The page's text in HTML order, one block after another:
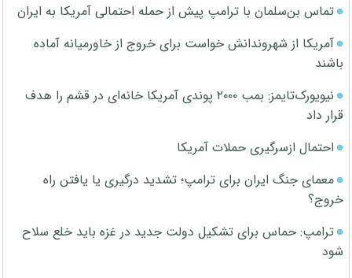
تماس بن‌سلمان با ترامپ پیش از حمله احتمالی آمریکا به ایران
آمریکا از شهروندانش خواست برای خروج از خاورمیانه آماده
باشند
نیویورک‌تایمز: بمب ۲۰۰۰ پوندی آمریکا خانه‌ای در قشم را هدف
قرار داد
احتمال ازسرگیری حملات آمریکا
معمای جنگ ایران برای ترامپ؛ تشدید درگیری یا یافتن راه
خروج؟
ترامپ: حماس برای تشکیل دولت جدید در غزه باید خلع سلاح
شود